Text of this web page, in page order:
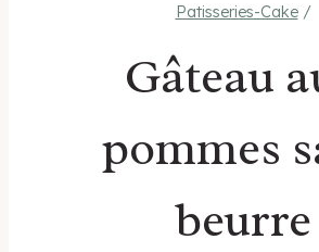
Patisseries-Cake /
Gâteau
pommes
beurre